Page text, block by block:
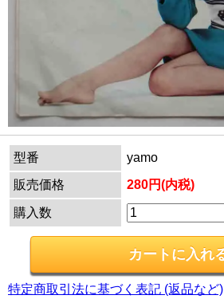
型番
yamo
販売価格
280円(内税)
購入数
特定商取引法に基づく表記 (返品など)